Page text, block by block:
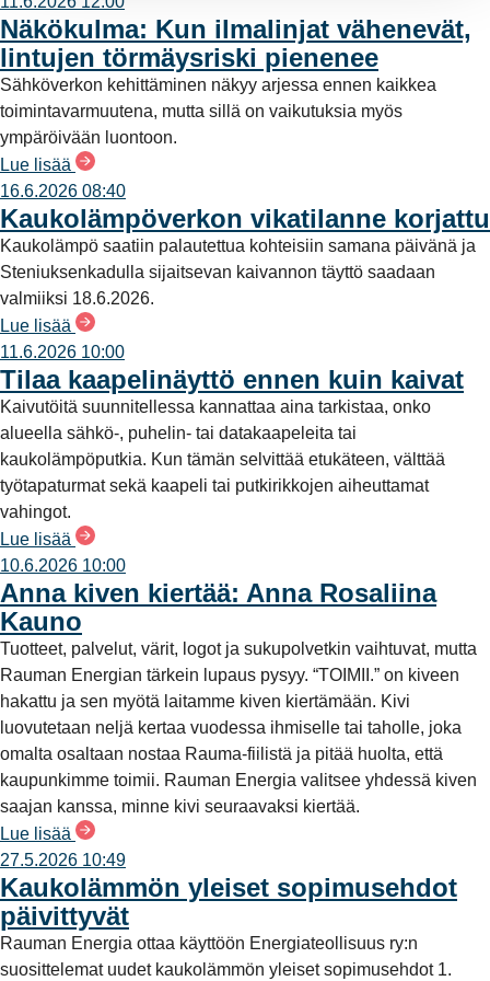
Näkökulma: Kun ilmalinjat vähenevät,
lintujen törmäysriski pienenee
Sähköverkon kehittäminen näkyy arjessa ennen kaikkea
toimintavarmuutena, mutta sillä on vaikutuksia myös
ympäröivään luontoon.
Lue lisää
16.6.2026 08:40
Kaukolämpöverkon vikatilanne korjattu
Kaukolämpö saatiin palautettua kohteisiin samana päivänä ja
Steniuksenkadulla sijaitsevan kaivannon täyttö saadaan
valmiiksi 18.6.2026.
Lue lisää
11.6.2026 10:00
Tilaa kaapelinäyttö ennen kuin kaivat
Kaivutöitä suunnitellessa kannattaa aina tarkistaa, onko
alueella sähkö-, puhelin- tai datakaapeleita tai
kaukolämpöputkia. Kun tämän selvittää etukäteen, välttää
työtapaturmat sekä kaapeli tai putkirikkojen aiheuttamat
vahingot.
Lue lisää
10.6.2026 10:00
Anna kiven kiertää: Anna Rosaliina
Kauno
Tuotteet, palvelut, värit, logot ja sukupolvetkin vaihtuvat, mutta
Rauman Energian tärkein lupaus pysyy. “TOIMII.” on kiveen
hakattu ja sen myötä laitamme kiven kiertämään. Kivi
luovutetaan neljä kertaa vuodessa ihmiselle tai taholle, joka
omalta osaltaan nostaa Rauma-fiilistä ja pitää huolta, että
kaupunkimme toimii. Rauman Energia valitsee yhdessä kiven
saajan kanssa, minne kivi seuraavaksi kiertää.
Lue lisää
27.5.2026 10:49
Kaukolämmön yleiset sopimusehdot
päivittyvät
Rauman Energia ottaa käyttöön Energiateollisuus ry:n
suosittelemat uudet kaukolämmön yleiset sopimusehdot 1.